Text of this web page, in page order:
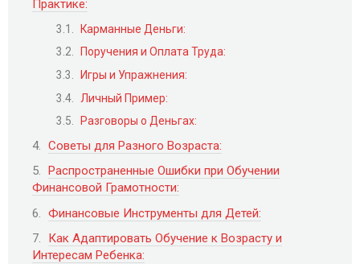
Практике:
Карманные Деньги:
Поручения и Оплата Труда:
Игры и Упражнения:
Личный Пример:
Разговоры о Деньгах:
Советы для Разного Возраста:
Распространенные Ошибки при Обучении
Финансовой Грамотности:
Финансовые Инструменты для Детей:
Как Адаптировать Обучение к Возрасту и
Интересам Ребенка: